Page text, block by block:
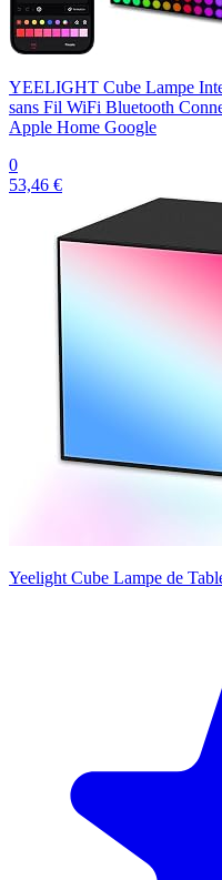
YEELIGHT Cube Lampe
sans Fil WiFi Bluetooth
Apple Home Google
0
53,46 €
Yeelight Cube Lampe de